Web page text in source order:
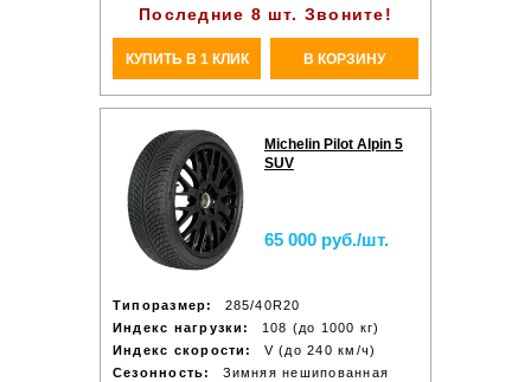
Последние 8 шт. Звоните!
КУПИТЬ В 1 КЛИК В КОРЗИНУ
Michelin Pilot Alpin 5
SUV
65 000 руб./шт.
Типоразмер:
285/40R20
Индекс нагрузки:
108 (до 1000 кг)
Индекс скорости:
V (до 240 км/ч)
Сезонность:
Зимняя нешипованная